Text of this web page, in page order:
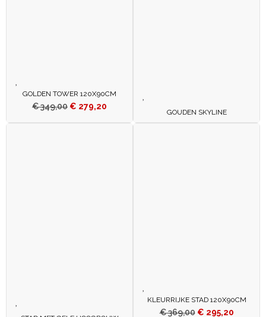
GOLDEN TOWER 120X90CM
€349,00 € 279,20
GOUDEN SKYLINE
KLEURRIJKE STAD 120X90CM
€369,00 € 295,20